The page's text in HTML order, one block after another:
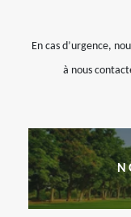
En cas d’urgence,
à nous